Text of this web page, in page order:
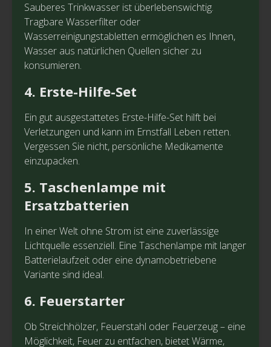
Sauberes Trinkwasser ist überlebenswichtig.
Tragbare Wasserfilter oder
Wasserreinigungstabletten ermöglichen es Ihnen,
Wasser aus natürlichen Quellen sicher zu
konsumieren.
4. Erste-Hilfe-Set
Ein gut ausgestattetes Erste-Hilfe-Set hilft bei
Verletzungen und kann im Ernstfall Leben retten.
Vergessen Sie nicht, persönliche Medikamente
einzupacken.
5. Taschenlampe mit
Ersatzbatterien
In einer Welt ohne Strom ist eine zuverlässige
Lichtquelle essenziell. Eine Taschenlampe mit langer
Batterielaufzeit oder eine dynamobetriebene
Variante sind ideal.
6. Feuerstarter
Ob Streichhölzer, Feuerstahl oder Feuerzeug – eine
Möglichkeit, Feuer zu entfachen, bietet Wärme,